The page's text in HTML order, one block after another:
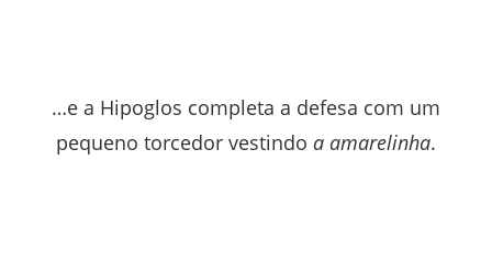
…e a Hipoglos completa a defesa com um
pequeno torcedor vestindo a amarelinha.